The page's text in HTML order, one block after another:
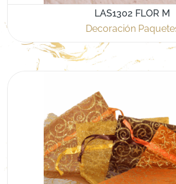
LAS1302 FLOR M
Decoración